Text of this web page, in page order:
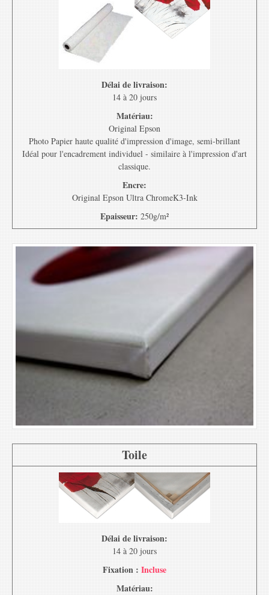
Délai de livraison:
14 à 20 jours
Matériau:
Original Epson
Photo Papier haute qualité d'impression d'image, semi-brillant
Idéal pour l'encadrement individuel - similaire à l'impression d'art
classique.
Encre:
Original Epson Ultra ChromeK3-Ink
Epaisseur: 250g/m²
Toile
Délai de livraison:
14 à 20 jours
Fixation : Incluse
Matériau: